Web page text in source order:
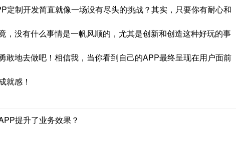
定制开发简直就像一场没有尽头的挑战？其实，只要你有耐心和
，没有什么事情是一帆风顺的，尤其是创新和创造这种好玩的事
敢地去做吧！相信我，当你看到自己的APP最终呈现在用户面前
就感！
提升了业务效果？